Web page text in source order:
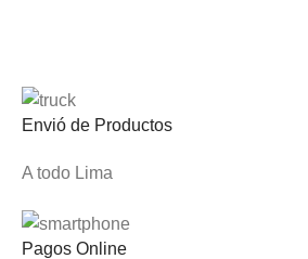
Envió de Productos
A todo Lima
Pagos Online